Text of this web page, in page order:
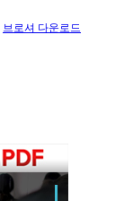
브로셔 다운로드